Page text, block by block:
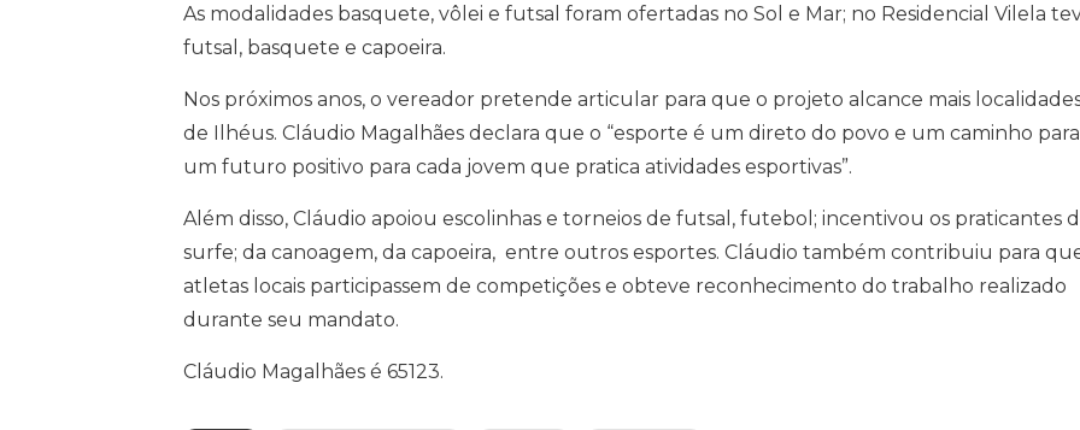
As modalidades basquete, vôlei e futsal foram ofertadas no Sol e Mar; no Residencial Vilela
futsal, basquete e capoeira.
Nos próximos anos, o vereador pretende articular para que o projeto alcance mais
de Ilhéus. Cláudio Magalhães declara que o “esporte é um direto do povo e um caminho para
um futuro positivo para cada jovem que pratica atividades esportivas”.
Além disso, Cláudio apoiou escolinhas e torneios de futsal, futebol; incentivou os praticantes
surfe; da canoagem, da capoeira, entre outros esportes. Cláudio também contribuiu para
atletas locais participassem de competições e obteve reconhecimento do trabalho realizado
durante seu mandato.
Cláudio Magalhães é 65123.